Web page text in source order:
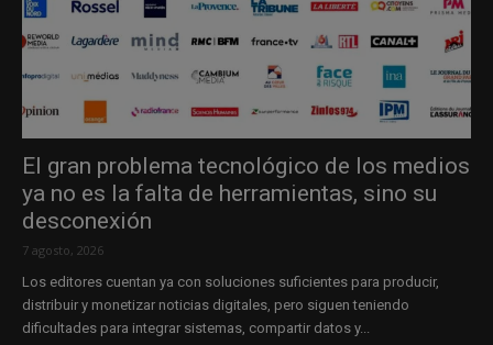
El gran problema tecnológico de los medios
ya no es la falta de herramientas, sino su
desconexión
7 agosto, 2026
Los editores cuentan ya con soluciones suficientes para producir,
distribuir y monetizar noticias digitales, pero siguen teniendo
dificultades para integrar sistemas, compartir datos y...